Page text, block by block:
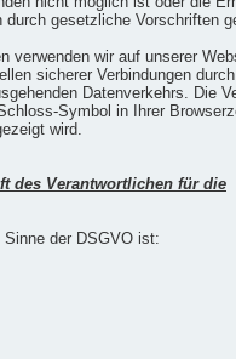
durch gesetzliche Vorschriften
verwenden wir auf unserer
sicherer Verbindungen
Datenverkehrs. Die
Symbol in Ihrer
wird.
des Verantwortlichen für die
Sinne der DSGVO ist: